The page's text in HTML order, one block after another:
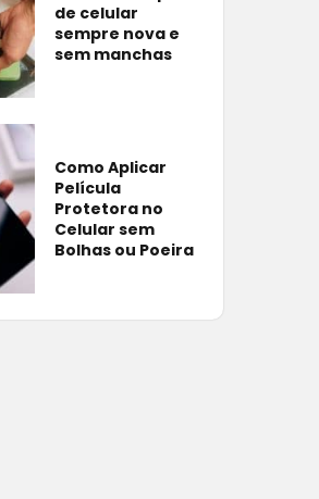
de celular
sempre nova e
sem manchas
Como Aplicar
Película
Protetora no
Celular sem
Bolhas ou Poeira